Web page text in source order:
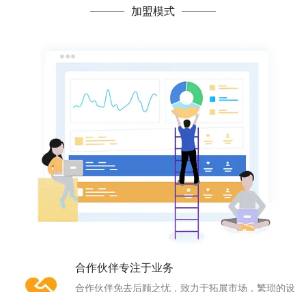
加盟模式
合作伙伴专注于业务
合作伙伴免去后顾之忧，致力于拓展市场，繁琐的设